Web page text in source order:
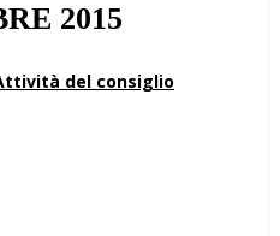
2015
del consiglio